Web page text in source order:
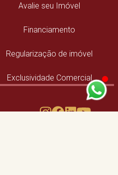
Avalie seu Imóvel
Financiamento
Regularização de imóvel
Exclusividade Comercial